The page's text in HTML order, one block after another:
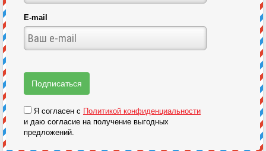
E-mail
Я согласен с Политикой конфиденциальности
и даю согласие на получение выгодных
предложений.